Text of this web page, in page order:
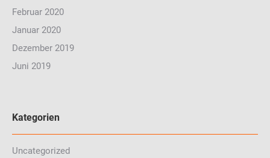
Februar 2020
Januar 2020
Dezember 2019
Juni 2019
Kategorien
Uncategorized